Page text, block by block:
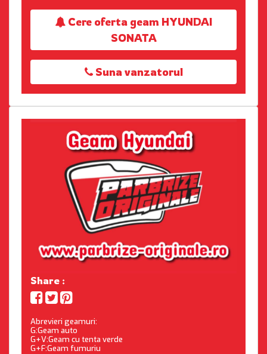
Cere oferta geam HYUNDAI
SONATA
Suna vanzatorul
Share :
Abrevieri geamuri:
G:Geam auto
G+V:Geam cu tenta verde
G+F:Geam fumuriu